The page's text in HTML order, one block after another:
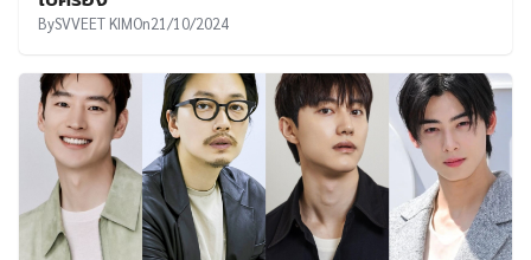
BySVVEET KIMOn21/10/2024